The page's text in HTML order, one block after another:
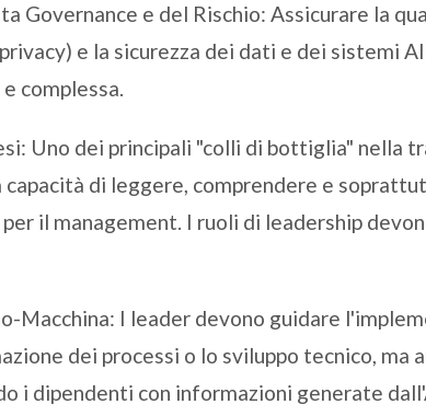
Governance e del Rischio: Assicurare la
e la sicurezza dei dati e dei sistemi
complessa.
Uno dei principali "colli di bottiglia" nella
di leggere, comprendere e
il management. I ruoli di leadership
Macchina: I leader devono guidare
dei processi o lo sviluppo tecnico, ma
i dipendenti con informazioni generate